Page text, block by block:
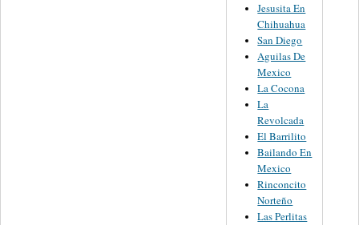
Jesusita En
Chihuahua
San Diego
Aguilas De
Mexico
La Cocona
La
Revolcada
El Barrilito
Bailando En
Mexico
Rinconcito
Norteño
Las Perlitas